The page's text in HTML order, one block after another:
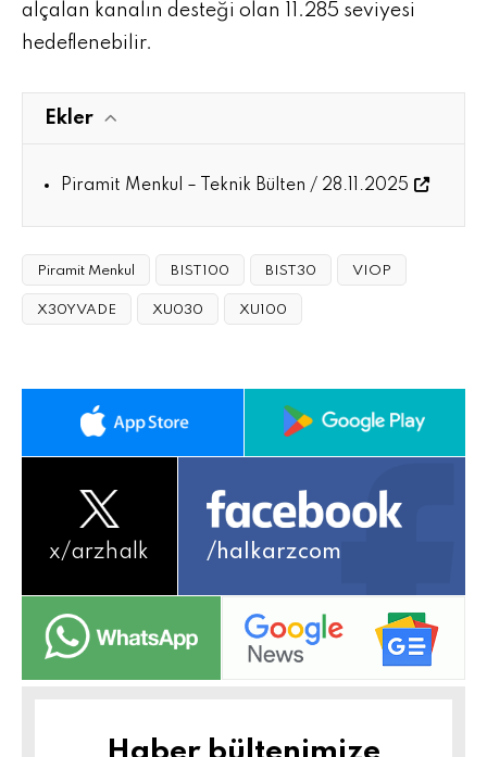
alçalan kanalın desteği olan 11.285 seviyesi
hedeflenebilir.
Ekler
Piramit Menkul – Teknik Bülten / 28.11.2025
Piramit Menkul BIST100 BIST30 VIOP
X30YVADE XU030 XU100
x/arzhalk /halkarzcom